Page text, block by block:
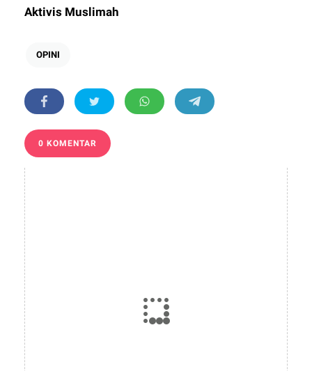
Aktivis Muslimah
OPINI
0 KOMENTAR